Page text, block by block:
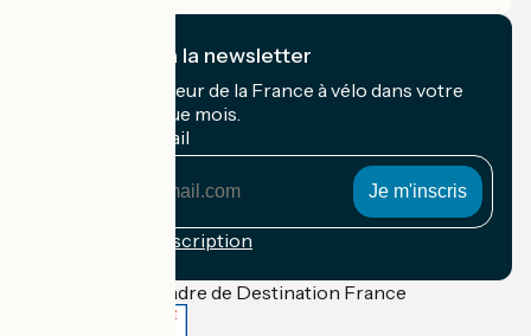
Je m'abonne à la newsletter
Recevez le meilleur de la France à vélo dans votre
boîte mail chaque mois.
Mon adresse mail
Conditions d'inscription
Financé dans le cadre de Destination France